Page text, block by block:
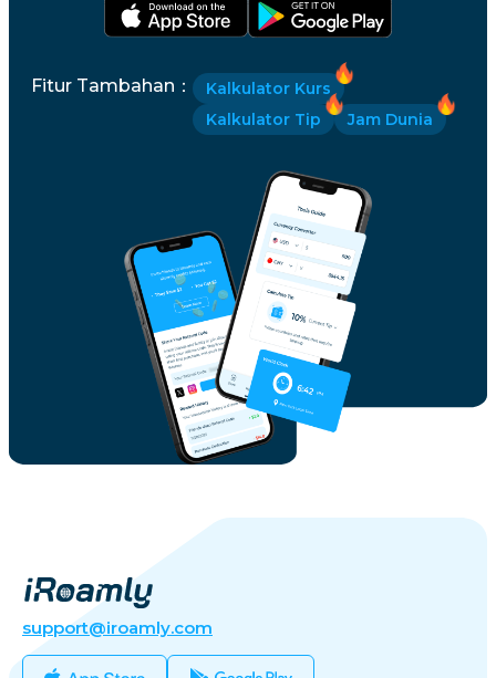
Fitur Tambahan ：
Kalkulator Kurs
Kalkulator Tip
Jam Dunia
support@iroamly.com